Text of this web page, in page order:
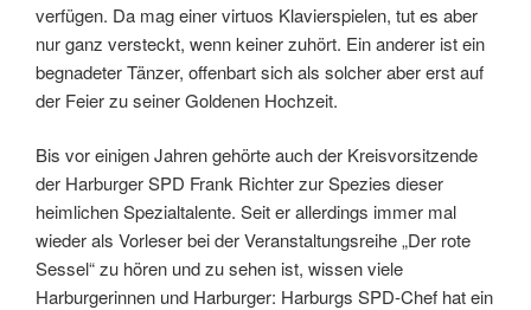
verfügen. Da mag einer virtuos Klavierspielen, tut es aber
nur ganz versteckt, wenn keiner zuhört. Ein anderer ist ein
begnadeter Tänzer, offenbart sich als solcher aber erst auf
der Feier zu seiner Goldenen Hochzeit.
Bis vor einigen Jahren gehörte auch der Kreisvorsitzende
der Harburger SPD Frank Richter zur Spezies dieser
heimlichen Spezialtalente. Seit er allerdings immer mal
wieder als Vorleser bei der Veranstaltungsreihe „Der rote
Sessel“ zu hören und zu sehen ist, wissen viele
Harburgerinnen und Harburger: Harburgs SPD-Chef hat ein